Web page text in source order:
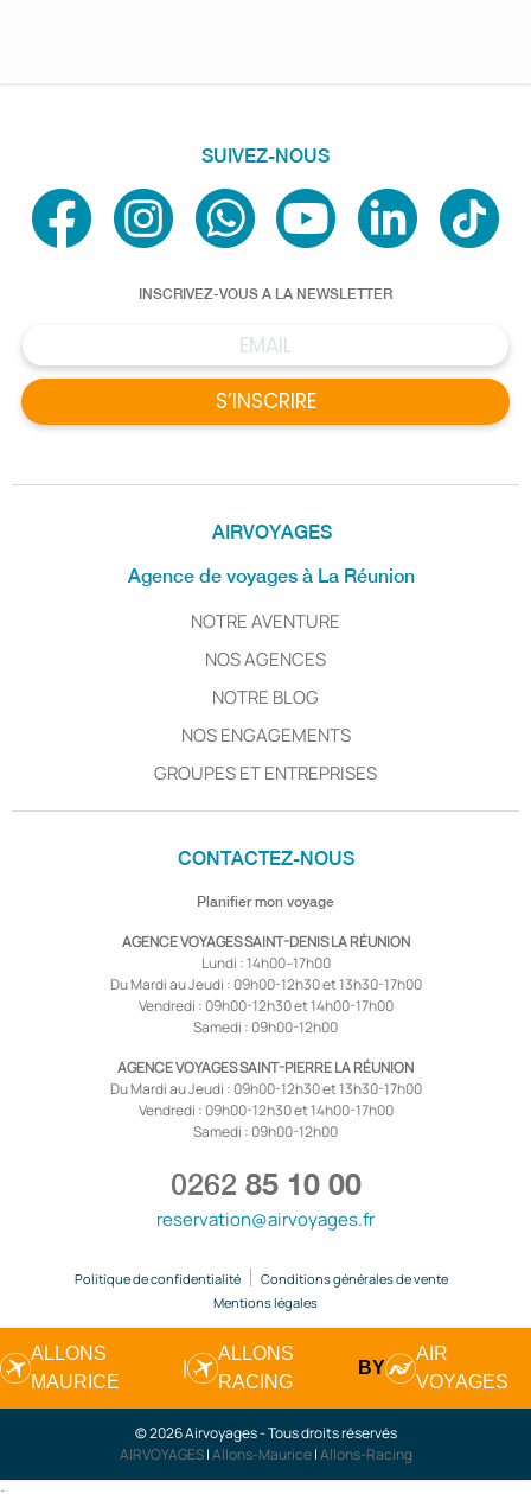
AIRVOYAGES
Agence de voyages à La Réunion
NOTRE AVENTURE
NOS AGENCES
NOTRE BLOG
NOS ENGAGEMENTS
GROUPES ET ENTREPRISES
SUIVEZ-NOUS
INSCRIVEZ-VOUS A LA NEWSLETTER
S’INSCRIRE
CONTACTEZ-NOUS
Planifier mon voyage
AGENCE VOYAGES SAINT-DENIS LA RÉUNION
Lundi : 14h00–17h00
Du Mardi au Jeudi : 09h00-12h30 et 13h30-17h00
Vendredi : 09h00-12h30 et 14h00-17h00
Samedi : 09h00-12h00
AGENCE VOYAGES SAINT-PIERRE LA RÉUNION
Du Mardi au Jeudi : 09h00-12h30 et 13h30-17h00
Vendredi : 09h00-12h30 et 14h00-17h00
Samedi : 09h00-12h00
0262 85 10 00
reservation@airvoyages.fr
Politique de confidentialité
Conditions générales de vente
Mentions légales
ALLONS
MAURICE
|
ALLONS
RACING
BY
AIR
VOYAGES
© 2026 Airvoyages - Tous droits réservés
AIRVOYAGES|Allons-Maurice|Allons-Racing